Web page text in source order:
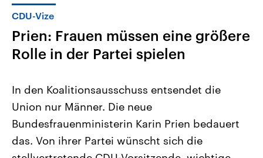
Themen
Landtagswahl Sachsen-Anhalt
2026
Alle Informationen
Sachsen-Anhalt wählt am 6.
September 2026 einen neuen
USA
Aktuelle Beiträge,
Hintergründe
Wirtschaftlich und
gehören die Vereinigten
CDU-Vize
Prien: Frauen müssen eine größere
Rolle in der Partei spielen
In den Koalitionsausschuss entsendet die
Union nur Männer. Die neue
Bundesfrauenministerin Karin Prien bedauert
das. Von ihrer Partei wünscht sich die